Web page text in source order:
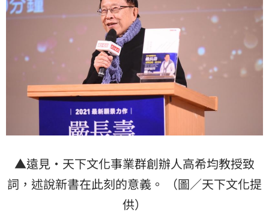
▲遠見‧天下文化事業群創辦人高希均教授致
詞，述說新書在此刻的意義。 （圖／天下文化提
供）